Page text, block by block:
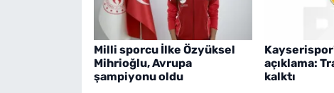
Milli sporcu İlke Özyüksel
Mihrioğlu, Avrupa
şampiyonu oldu
açıklama:
kalktı